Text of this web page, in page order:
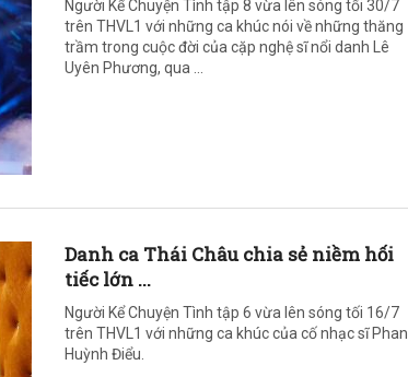
Người Kể Chuyện Tình tập 8 vừa lên sóng tối 30/7
trên THVL1 với những ca khúc nói về những thăng
trầm trong cuộc đời của cặp nghệ sĩ nổi danh Lê
Uyên Phương, qua ...
Danh ca Thái Châu chia sẻ niềm hối
tiếc lớn ...
Người Kể Chuyện Tình tập 6 vừa lên sóng tối 16/7
trên THVL1 với những ca khúc của cố nhạc sĩ Phan
Huỳnh Điểu.